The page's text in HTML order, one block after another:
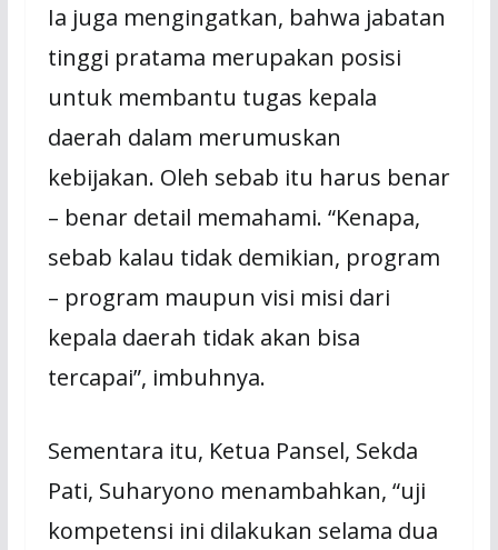
Ia juga mengingatkan, bahwa jabatan
tinggi pratama merupakan posisi
untuk membantu tugas kepala
daerah dalam merumuskan
kebijakan. Oleh sebab itu harus benar
– benar detail memahami. “Kenapa,
sebab kalau tidak demikian, program
– program maupun visi misi dari
kepala daerah tidak akan bisa
tercapai”, imbuhnya.
Sementara itu, Ketua Pansel, Sekda
Pati, Suharyono menambahkan, “uji
kompetensi ini dilakukan selama dua